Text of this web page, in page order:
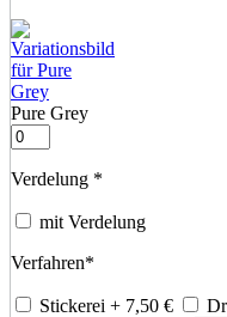
Pure Grey
Verdelung *
mit Verdelung
Verfahren*
Stickerei + 7,50 €